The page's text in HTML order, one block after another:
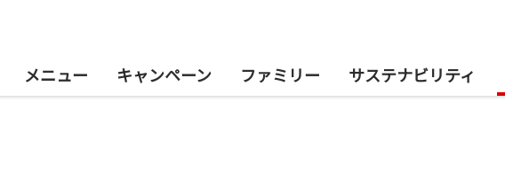
メニュー キャンペーン ファミリー サステナビリティ